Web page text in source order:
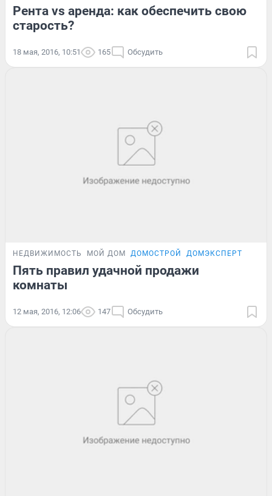
Рента vs аренда: как обеспечить свою
старость?
18 мая, 2016, 10:51 165 Обсудить
НЕДВИЖИМОСТЬ МОЙ ДОМ ДОМОСТРОЙ ДОМЭКСПЕРТ
Пять правил удачной продажи
комнаты
12 мая, 2016, 12:06 147 Обсудить